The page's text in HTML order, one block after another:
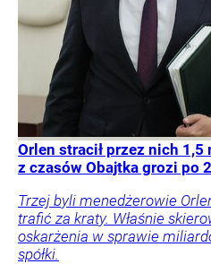
Orlen stracił przez nich 1,5
z czasów Obajtka grozi po
Trzej byli menedżerowie
trafić za kraty. Właśnie
oskarżenia w sprawie
spółki.